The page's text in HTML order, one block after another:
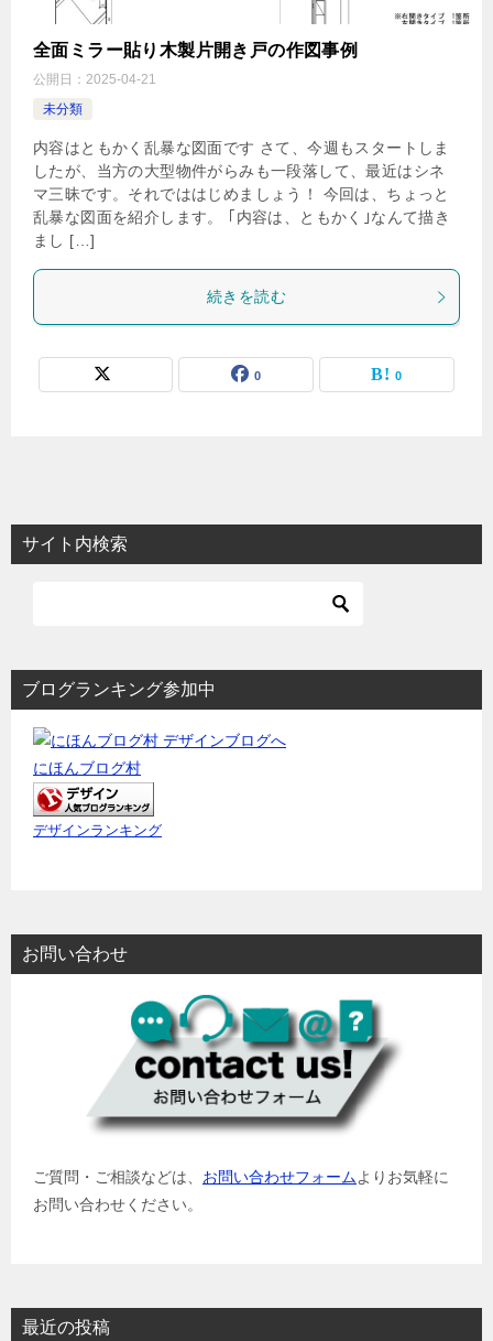
全面ミラー貼り木製片開き戸の作図事例
公開日： 2025-04-21
未分類
内容はともかく乱暴な図面です さて、今週もスタートしま
したが、当方の大型物件がらみも一段落して、最近はシネ
マ三昧です。それでははじめましょう！ 今回は、ちょっと
乱暴な図面を紹介します。 ｢内容は、ともかく｣なんて描き
まし […]
続きを読む
0 0
サイト内検索
ブログランキング参加中
にほんブログ村
デザインランキング
お問い合わせ
ご質問・ご相談などは、 お問い合わせフォームよりお気軽に
お問い合わせください。
最近の投稿